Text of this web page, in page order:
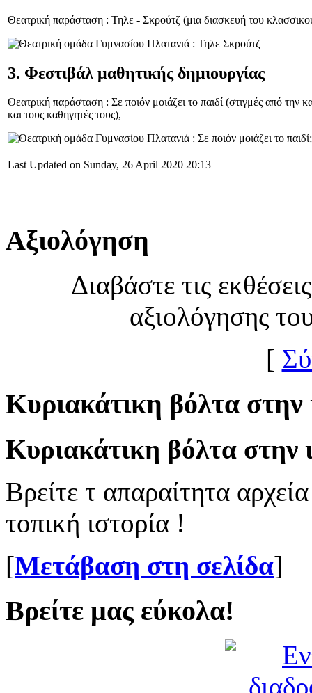
Θεατρική παράσταση : Τηλε - Σκρούτζ (μια διασκευή του
3. Φεστιβάλ μαθητικής δημιουργίας
Θεατρική παράσταση : Σε ποιόν μοιάζει το παιδί (στιγμές από την
και τους καθηγητές τους),
Last Updated on Sunday, 26 April 2020 20:13
Αξιολόγηση
Διαβάστε τις
αξιολόγησης
[
Κυριακάτικη βόλτα στην
Κυριακάτικη βόλτα στην
Βρείτε τ απαραίτητα
τοπική ιστορία !
[Μετάβαση στη σελίδα]
Βρείτε μας εύκολα!